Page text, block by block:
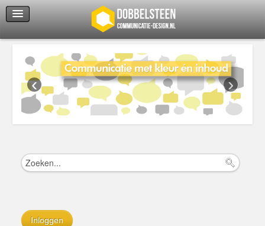
›
‹
Inloggen